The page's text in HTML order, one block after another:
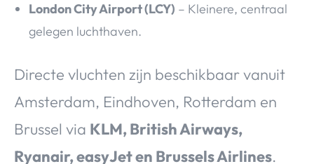
London City Airport (LCY) – Kleinere, centraal
gelegen luchthaven.
Directe vluchten zijn beschikbaar vanuit
Amsterdam, Eindhoven, Rotterdam en
Brussel via KLM, British Airways,
Ryanair, easyJet en Brussels Airlines.